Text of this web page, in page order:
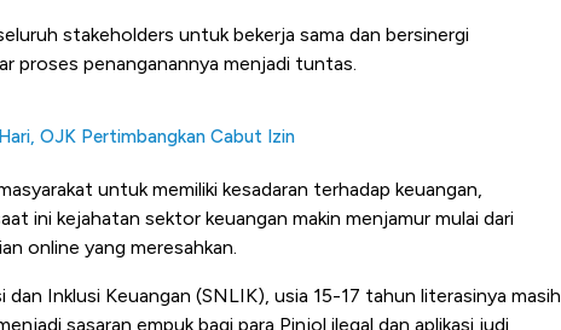
stakeholders untuk bekerja sama dan bersinergi
proses penanganannya menjadi tuntas.
OJK Pertimbangkan Cabut Izin
untuk memiliki kesadaran terhadap keuangan,
ini kejahatan sektor keuangan makin menjamur mulai dari
online yang meresahkan.
dan Inklusi Keuangan (SNLIK), usia 15-17 tahun literasinya masih
sasaran empuk bagi para Pinjol ilegal dan aplikasi judi
Tembaga Terbang ke Zona Berbahaya